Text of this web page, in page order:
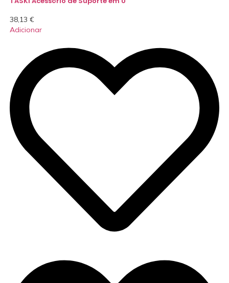
38,13 €
Adicionar